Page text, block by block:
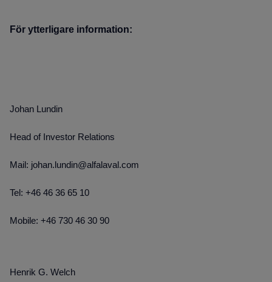
För ytterligare information:
Johan Lundin
Head of Investor Relations
Mail: johan.lundin@alfalaval.com
Tel: +46 46 36 65 10
Mobile: +46 730 46 30 90
Henrik G. Welch